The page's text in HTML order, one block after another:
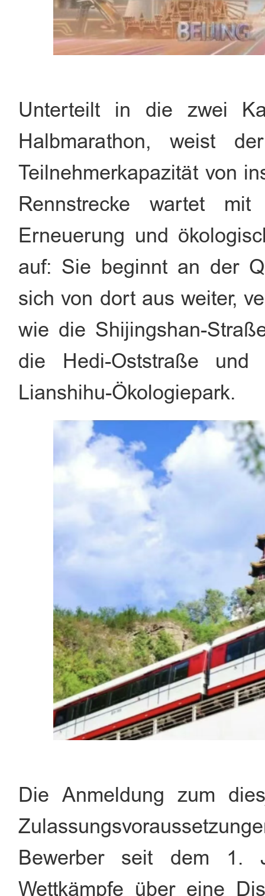
Unterteilt in die zwei
Halbmarathon, weist
Teilnehmerkapazität von
Rennstrecke wartet
Erneuerung und
auf: Sie beginnt an der
sich von dort aus weiter,
wie die Shijingshan-
die Hedi-Oststraße
Lianshihu-Ökologiepark.
Die Anmeldung zum
Bewerber seit dem 1.
Wettkämpfe über eine